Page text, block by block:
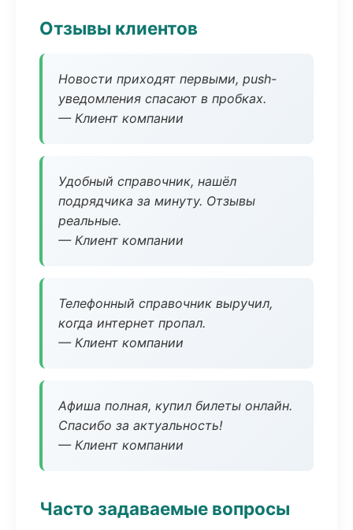
Отзывы клиентов
Новости приходят первыми, push-
уведомления спасают в пробках.
— Клиент компании
Удобный справочник, нашёл
подрядчика за минуту. Отзывы
реальные.
— Клиент компании
Телефонный справочник выручил,
когда интернет пропал.
— Клиент компании
Афиша полная, купил билеты онлайн.
Спасибо за актуальность!
— Клиент компании
Часто задаваемые вопросы